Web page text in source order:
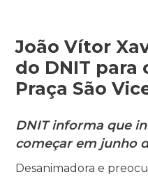
João Vítor
do DNIT para
Praça São
DNIT informa que
começar em junho
Desanimadora e